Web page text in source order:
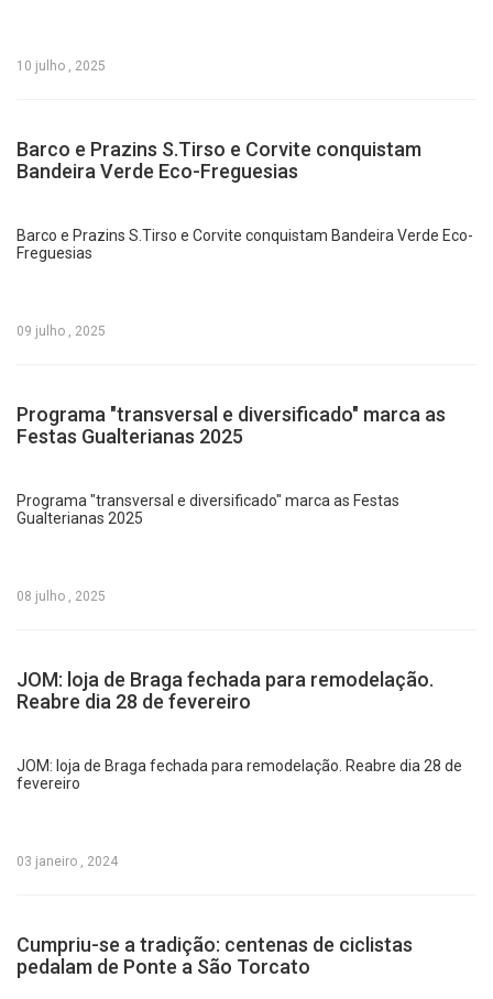
10 julho , 2025
Barco e Prazins S.Tirso e Corvite conquistam
Bandeira Verde Eco-Freguesias
Barco e Prazins S.Tirso e Corvite conquistam Bandeira Verde Eco-
Freguesias
09 julho , 2025
Programa "transversal e diversificado" marca as
Festas Gualterianas 2025
Programa "transversal e diversificado" marca as Festas
Gualterianas 2025
08 julho , 2025
JOM: loja de Braga fechada para remodelação.
Reabre dia 28 de fevereiro
JOM: loja de Braga fechada para remodelação. Reabre dia 28 de
fevereiro
03 janeiro , 2024
Cumpriu-se a tradição: centenas de ciclistas
pedalam de Ponte a São Torcato